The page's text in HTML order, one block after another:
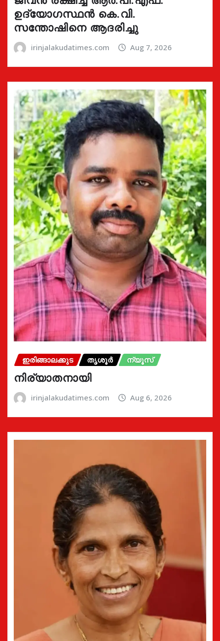
ഉദ്യോഗസ്ഥൻ കെ.വി.
സന്തോഷിനെ ആദരിച്ചു
irinjalakudatimes.com Aug 7, 2026
ഇരിങ്ങാലക്കുട തൃശൂർ ന്യൂസ്
നിര്യാതനായി
irinjalakudatimes.com Aug 6, 2026